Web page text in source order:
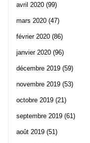
avril 2020 (99)
mars 2020 (47)
février 2020 (86)
janvier 2020 (96)
décembre 2019 (59)
novembre 2019 (53)
octobre 2019 (21)
septembre 2019 (61)
août 2019 (51)